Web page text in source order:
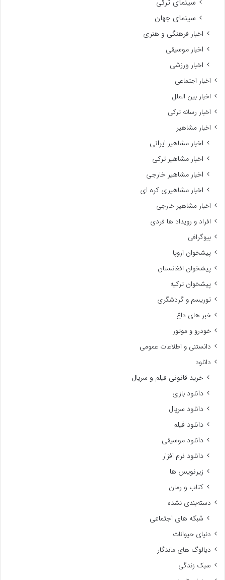
سینمای ترکی
سینمای جهان
اخبار فرهنگی و هنری
اخبار موسیقی
اخبار ورزشی
اخبار اجتماعی
اخبار بین الملل
اخبار رسانه ترکی
اخبار مشاهیر
اخبار مشاهیر ایرانی
اخبار مشاهیر ترکی
اخبار مشاهیر خارجی
اخبار مشاهیری کره ای
اخبار مشاهیر خارجی
افراد و رویداد ها فردی
بیوگرافی
پیشخوان اروپا
پیشخوان افغانستان
پیشخوان ترکیه
توریسم و گردشگری
خبر های داغ
خودرو و موتور
دانستنی و اطلاعات عمومی
دانلود
خرید قانونی فیلم و سریال
دانلود بازی
دانلود سریال
دانلود فیلم
دانلود موسیقی
دانلود نرم افزار
زیرنویس ها
کتاب و رمان
دسته‌بندی نشده
شبکه های اجتماعی
دنیای حیوانات
دیالوگ های ماندگار
سبک زندگی